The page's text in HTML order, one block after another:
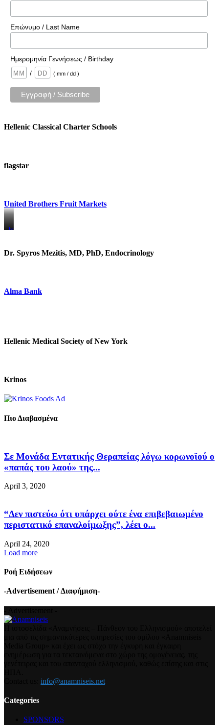
Επώνυμο / Last Name
Ημερομηνία Γεννήσεως / Birthday
/
( mm / dd )
Hellenic Classical Charter Schools
flagstar
United Brothers Fruit Markets
https://www.unitedbrothersfruitmarkets.com/
https://www.unitedbrothersfruitmarkets.com/
Dr. Spyros Mezitis, MD, PhD, Endocrinology
Alma Bank
Hellenic Medical Society of New York
Krinos
Πιο Διαβασμένα
Σε Μονάδα Εντατικής Θεραπείας λόγω κορωνοϊού ο
«παπάς του λαού» της...
April 3, 2020
“Δεν πιστεύω ότι υπάρχει ούτε ένα επιβεβαιωμένο
περιστατικό επαναλοίμωξης”, λέει ο...
April 24, 2020
Load more
Ροή Ειδήσεων
-Advertisement / Διαφήμιση-
info@anamniseis.net
Categories
SPONSORS